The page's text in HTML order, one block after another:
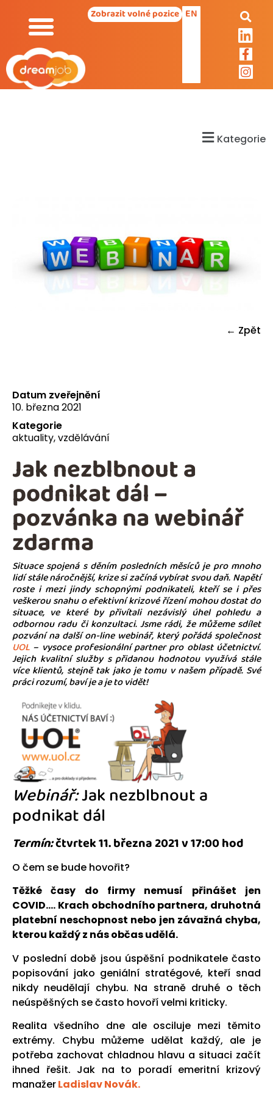
Zobrazit volné pozice EN
Kategorie
← Zpět
Datum zveřejnění
10. března 2021
Kategorie
aktuality,vzdělávání
Situace spojená s děním posledních měsíců je pro mnoho
lidí stále náročnější, krize si začíná vybírat svou daň. Napětí
roste i mezi jindy schopnými podnikateli, kteří se i přes
veškerou snahu o efektivní krizové řízení mohou dostat do
situace, ve které by přivítali nezávislý úhel pohledu a
odbornou radu či konzultaci. Jsme rádi, že můžeme sdílet
pozvání na další on-line webinář, který pořádá společnost
UOL – vysoce profesionální partner pro oblast účetnictví.
Jejich kvalitní služby s přidanou hodnotou využívá stále
více klientů, stejně tak jako je tomu v našem případě. Své
práci rozumí, baví je a je to vidět!
Webinář:Jak nezblbnout a
podnikat dál
Termín:čtvrtek 11. března 2021 v 17:00 hod
O čem se bude hovořit?
Těžké časy do firmy nemusí přinášet jen
COVID…. Krach obchodního partnera, druhotná
platební neschopnost nebo jen závažná chyba,
kterou každý z nás občas udělá.
V poslední době jsou úspěšní podnikatele často
popisování jako geniální stratégové, kteří snad
nikdy neudělají chybu. Na straně druhé o těch
neúspěšných se často hovoří velmi kriticky.
Realita všedního dne ale osciluje mezi těmito
extrémy. Chybu můžeme udělat každý, ale je
potřeba zachovat chladnou hlavu a situaci začít
ihned řešit. Jak na to poradí emeritní krizový
manažerLadislav Novák.
Jak nezblbnout a
podnikat dál –
pozvánka na webinář
zdarma